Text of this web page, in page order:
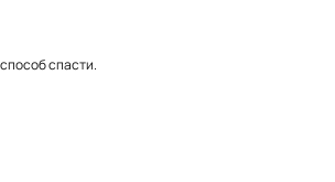
спасти.